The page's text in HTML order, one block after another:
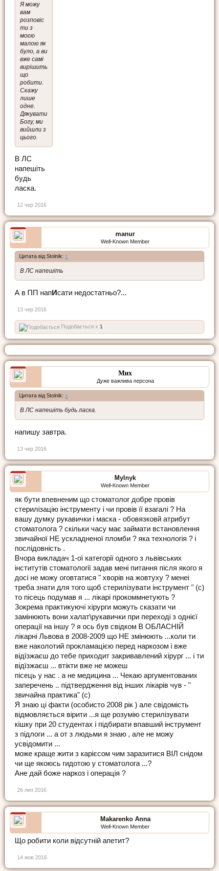
Я можу
вам
розповіс
ти з
моєю
малою як
було, а ви
вже самі
вирішить
що
робити.
Скажу
лише
одне.
Дякувати
Богу, ми
вийшли з
цього.
В ЛС
напешіть
будь
ласка.
12 чер 2016
manur
Well-Known Member
Цитата від Stolnik: ↑
В ЛС напешіть
А в ПП нап Исати недостатньо?...
13 чер 2016
Подобається x 1
Мих
Дуже важлива персона
Цитата від Stolnik: ↑
В ЛС напешіть будь ласка.
напишу завтра.
13 чер 2016
Mylnyk
Well-Known Member
як бути впевненим що стоматолог добре провів
стерилізацію інструменту і чи провів її взагалі ? На
вашу думку рукавички і маска - обовязковй атрибут
стоматолога ? скільки часу має займати встановлення
звичайної НЕ ускладненої пломби ? яка технологія ? і
послідовність .
Вчора викладач 1-ої категорії одного з львівських
інститутів стоматології задав мені питання після якого я
досі не можу оговтатися " хворів на жовтуху ? менеі
треба знати для того щоб стерилізувати інструмент " (с)
то пісець подумав я ... лікарі прокоммнетують ?
Зокрема практикуючі хірурги можуть сказати чи
замінюють вони халат\рукавички при переході з однієї
операції на іншу ? я ось був свідком В ОБЛАСНІЙ
лікарні Львова в 2008-2009 що НЕ змінюють ...коли ти
вже наколотий прокламацією перед наркозом і вже
відїзжаєш до тебе приходит закривавлений хірург ... і ти
відїзжаєш ... втікти вже не можеш
пісець у нас . а не медицина ... Чекаю аргументованих
заперечень .. підтвердження від інших лікарів чув - "
звичайна практика" (с)
Я знаю ці факти (особисто 2008 рік ) але свідомість
відмовляється вірити ...я ще розумію стерилізувати
кішку при 20 студентах і підбирати впавший інструмент
з підлоги ... а от з людьми я знаю , але не можу
усвідомити ...
може краще жити з карієсом чим заразитися ВІЛ снідом
чи ще якоюсь гидотою у стоматолога ...?
Ане дай боже наркоз і операція ?
26 лип 2016
Makarenko Anna
Well-Known Member
Що робити коли відсутній апетит?
14 жов 2016